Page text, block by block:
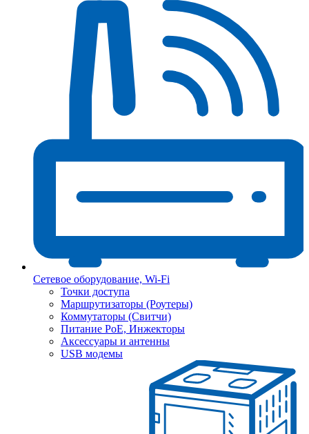
Сетевое оборудование, Wi-Fi
Точки доступа
Маршрутизаторы (Роутеры)
Коммутаторы (Свитчи)
Питание PoE, Инжекторы
Аксессуары и антенны
USB модемы